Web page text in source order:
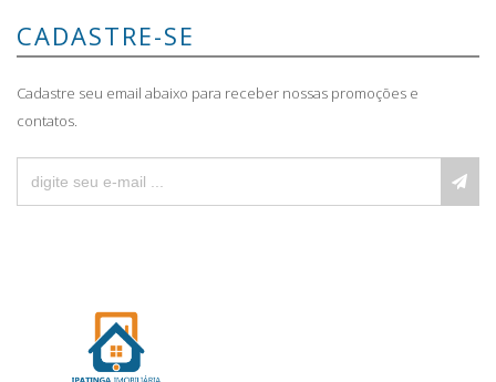
CADASTRE-SE
Cadastre seu email abaixo para receber nossas promoções e
contatos.